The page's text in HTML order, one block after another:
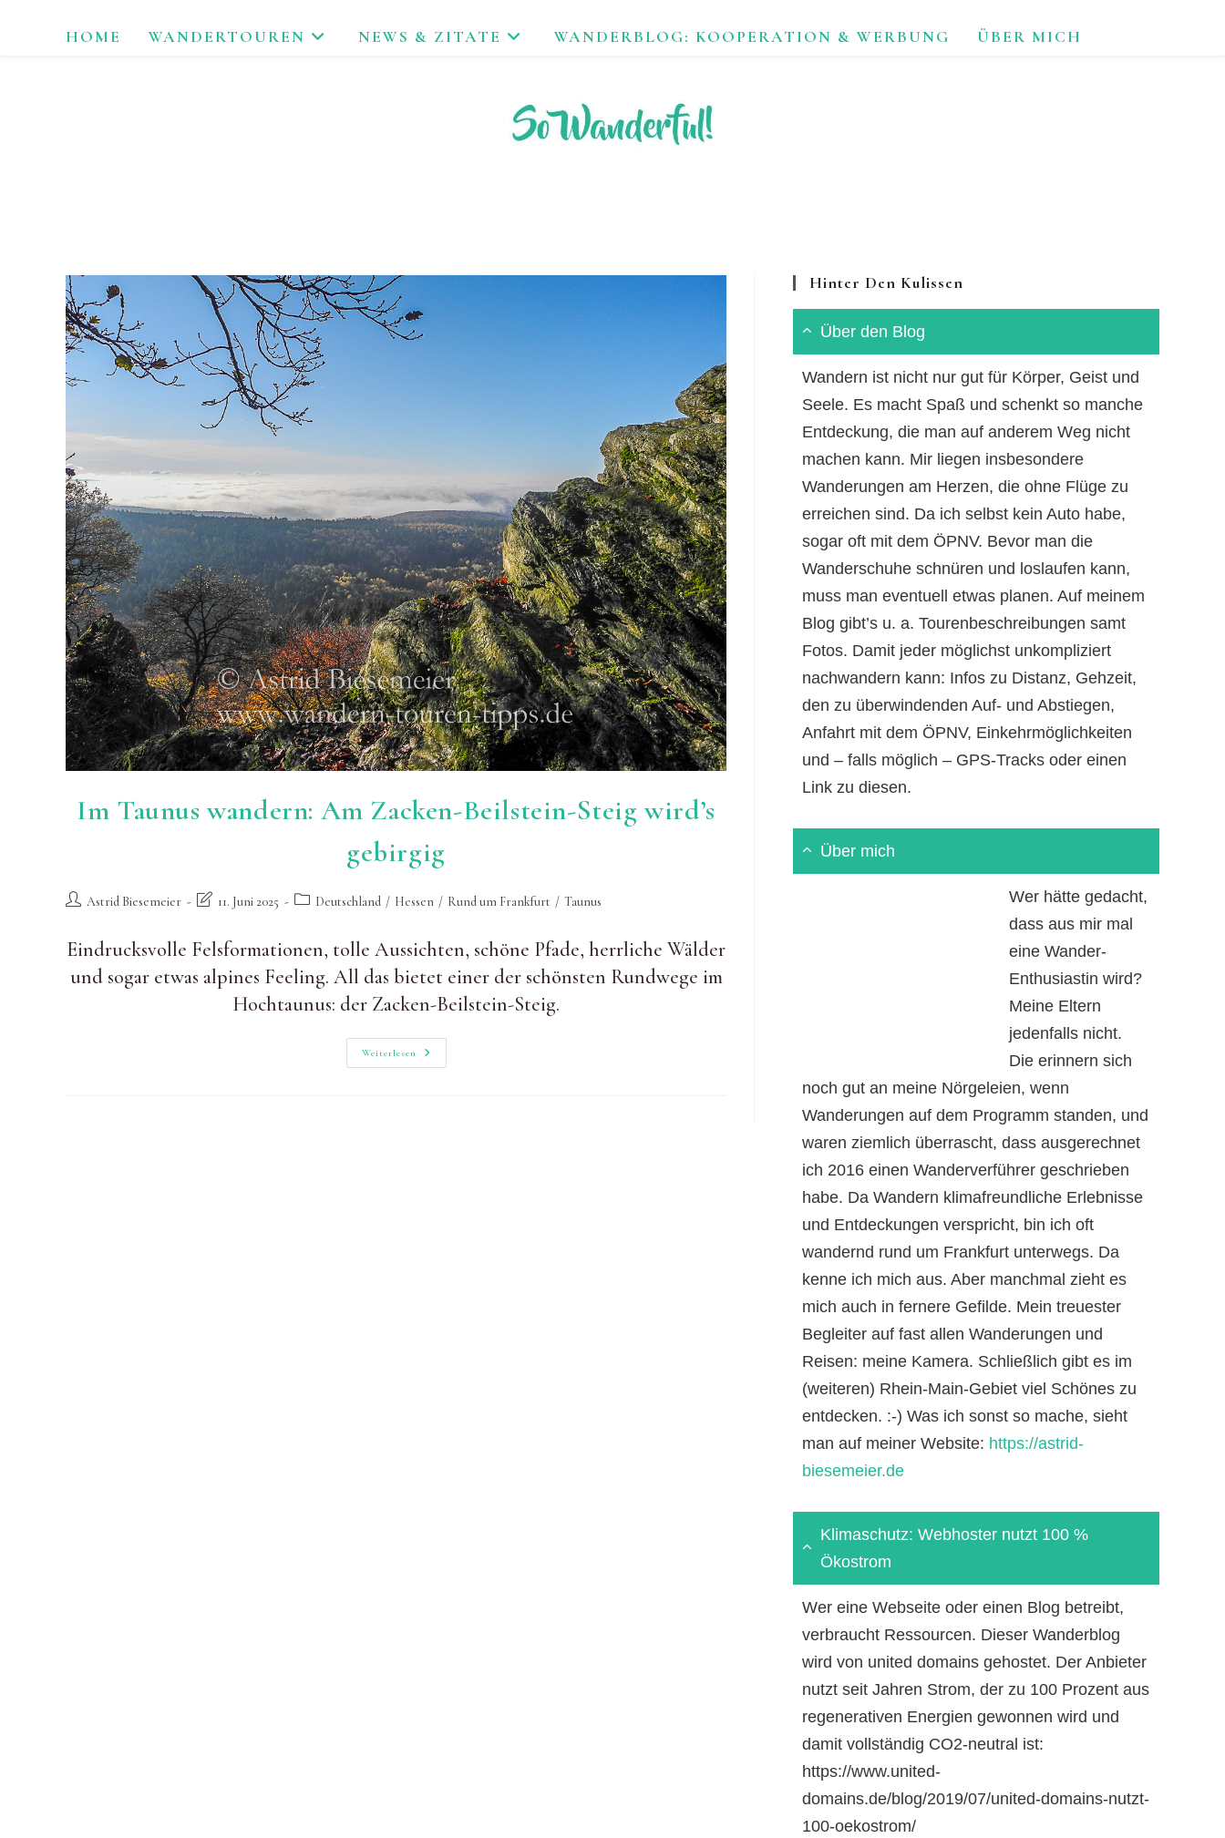
HOME WANDERTOUREN NEWS & ZITATE WANDERBLOG: KOOPERATION & WERBUNG ÜBER MICH
Im Taunus wandern: Am Zacken-Beilstein-Steig wird’s
gebirgig
Beitrags-Astrid Biesemeier
Beitrag
geändert
am:
11. Juni 2025
Beitrags-Deutschland / Hessen / Rund um Frankfurt / Taunus
Eindrucksvolle Felsformationen, tolle Aussichten, schöne Pfade, herrliche Wälder
und sogar etwas alpines Feeling. All das bietet einer der schönsten Rundwege im
Hochtaunus: der Zacken-Beilstein-Steig.
Weiterlesen
Im
Taunus
Hinter Den Kulissen
Über den Blog
Wandern ist nicht nur gut für Körper, Geist und
Seele. Es macht Spaß und schenkt so manche
Entdeckung, die man auf anderem Weg nicht
machen kann. Mir liegen insbesondere
Wanderungen am Herzen, die ohne Flüge zu
erreichen sind. Da ich selbst kein Auto habe,
sogar oft mit dem ÖPNV. Bevor man die
Wanderschuhe schnüren und loslaufen kann,
muss man eventuell etwas planen. Auf meinem
Blog gibt’s u. a. Tourenbeschreibungen samt
Fotos. Damit jeder möglichst unkompliziert
nachwandern kann: Infos zu Distanz, Gehzeit,
den zu überwindenden Auf- und Abstiegen,
Anfahrt mit dem ÖPNV, Einkehrmöglichkeiten
und – falls möglich – GPS-Tracks oder einen
Link zu diesen.
Über mich
Wer hätte gedacht,
dass aus mir mal
eine Wander-
Enthusiastin wird?
Meine Eltern
jedenfalls nicht.
Die erinnern sich
noch gut an meine Nörgeleien, wenn
Wanderungen auf dem Programm standen, und
waren ziemlich überrascht, dass ausgerechnet
ich 2016 einen Wanderverführer geschrieben
habe. Da Wandern klimafreundliche Erlebnisse
und Entdeckungen verspricht, bin ich oft
wandernd rund um Frankfurt unterwegs. Da
kenne ich mich aus. Aber manchmal zieht es
mich auch in fernere Gefilde. Mein treuester
Begleiter auf fast allen Wanderungen und
Reisen: meine Kamera. Schließlich gibt es im
(weiteren) Rhein-Main-Gebiet viel Schönes zu
entdecken. :-) Was ich sonst so mache, sieht
man auf meiner Website: https://astrid-
biesemeier.de
Klimaschutz: Webhoster nutzt 100 %
Ökostrom
Wer eine Webseite oder einen Blog betreibt,
verbraucht Ressourcen. Dieser Wanderblog
wird von united domains gehostet. Der Anbieter
nutzt seit Jahren Strom, der zu 100 Prozent aus
regenerativen Energien gewonnen wird und
damit vollständig CO2-neutral ist:
https://www.united-
domains.de/blog/2019/07/united-domains-nutzt-
100-oekostrom/